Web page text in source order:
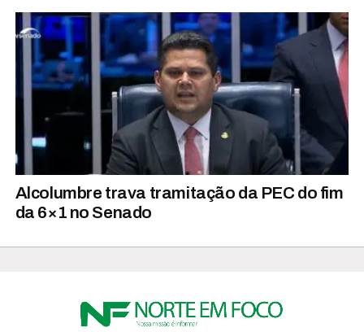
Alcolumbre trava tramitação da PEC do fim
da 6×1 no Senado